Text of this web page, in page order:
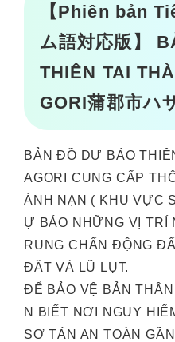
【Phiên bản
ム語対応版】
THIÊN TAI
GORI蒲郡市ハ
BẢN ĐỒ DỰ BÁO
AGORI CUNG CẤP
ÁNH NẠN ( KHU VỰC
Ự BÁO NHỮNG VỊ TRÍ
RUNG CHẤN ĐỘNG
ĐẤT VÀ LŨ LỤT.
ĐỂ BẢO VỆ BẢN
N BIẾT NƠI NGUY
SƠ TÁN AN TOÀN